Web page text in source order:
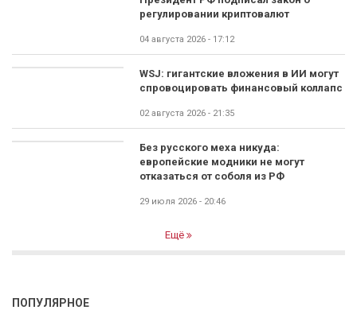
регулировании криптовалют
04 августа 2026 - 17:12
WSJ: гигантские вложения в ИИ могут
спровоцировать финансовый коллапс
02 августа 2026 - 21:35
Без русского меха никуда:
европейские модники не могут
отказаться от соболя из РФ
29 июля 2026 - 20:46
Ещё
ПОПУЛЯРНОЕ